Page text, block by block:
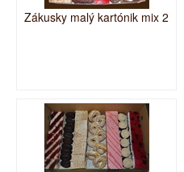
Zákusky malý kartónik mix 2